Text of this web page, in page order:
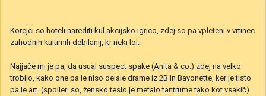
Korejci so hoteli narediti kul akcijsko igrico, zdej so pa vpleteni v vrtinec
zahodnih kultirnih debilanij, kr neki lol.
Najjače mi je pa, da usual suspect spake (Anita & co.) zdej na velko
trobijo, kako one pa le niso delale drame iz 2B in Bayonette, ker je tisto
pa le art. (spoiler: so, žensko teslo je metalo tantrume tako kot vsakič).